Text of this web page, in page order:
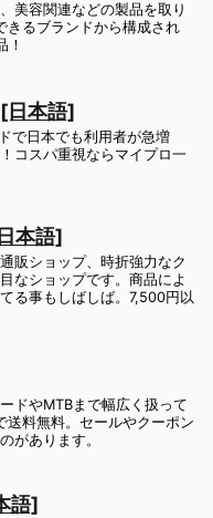
美容関連などの製品を取り
きるブランドから構成され
！
日本語]
で日本でも利用者が急増
コスパ重視ならマイプロ一
本語]
販ショップ、時折強力なク
なショップです。商品によ
る事もしばしば。7,500円以
ドやMTBまで幅広く扱って
送料無料。セールやクーポン
があります。
語]